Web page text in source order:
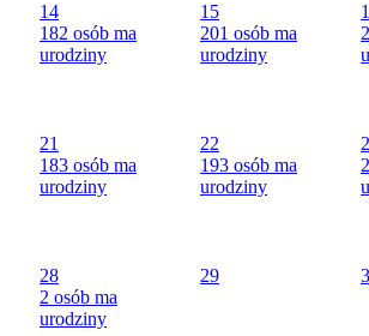
14
182 osób ma
urodziny
15
201 osób ma
urodziny
21
183 osób ma
urodziny
22
193 osób ma
urodziny
28
2 osób ma
urodziny
29